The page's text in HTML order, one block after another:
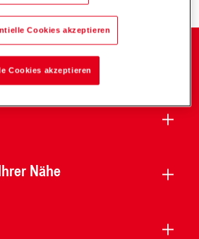
Nähe
Cookies akzeptieren
Cookies akzeptieren